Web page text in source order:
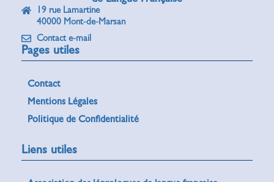
19 rue Lamartine
40000 Mont-de-Marsan
Contact e-mail
Pages utiles
Contact
Mentions Légales
Politique de Confidentialité
Liens utiles